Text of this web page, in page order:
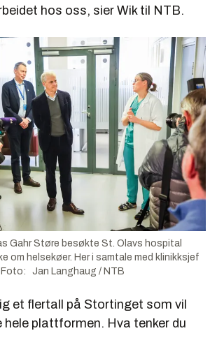
hos oss, sier Wik til NTB.
Gahr Støre besøkte St. Olavs hospital
om helsekøer. Her i samtale med klinikksjef
Foto: Jan Langhaug / NTB
et flertall på Stortinget som vil
hele plattformen. Hva tenker du